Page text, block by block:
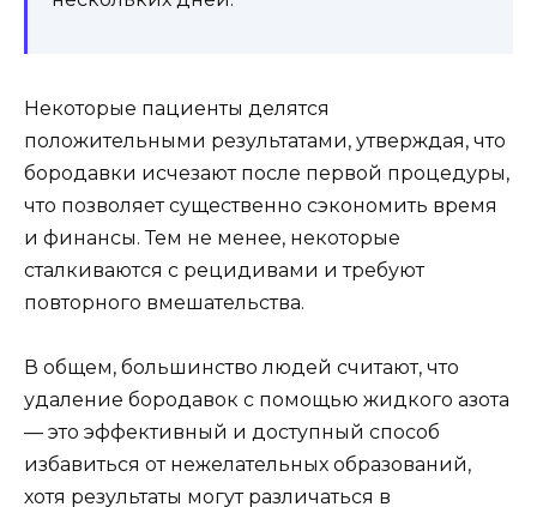
Некоторые пациенты делятся
положительными результатами, утверждая, что
бородавки исчезают после первой процедуры,
что позволяет существенно сэкономить время
и финансы. Тем не менее, некоторые
сталкиваются с рецидивами и требуют
повторного вмешательства.
В общем, большинство людей считают, что
удаление бородавок с помощью жидкого азота
— это эффективный и доступный способ
избавиться от нежелательных образований,
хотя результаты могут различаться в